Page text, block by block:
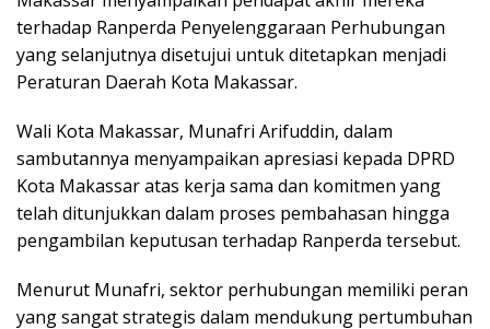
terhadap Ranperda Penyelenggaraan Perhubungan
yang selanjutnya disetujui untuk ditetapkan menjadi
Peraturan Daerah Kota Makassar.
Wali Kota Makassar, Munafri Arifuddin, dalam
sambutannya menyampaikan apresiasi kepada DPRD
Kota Makassar atas kerja sama dan komitmen yang
telah ditunjukkan dalam proses pembahasan hingga
pengambilan keputusan terhadap Ranperda tersebut.
Menurut Munafri, sektor perhubungan memiliki peran
yang sangat strategis dalam mendukung pertumbuhan